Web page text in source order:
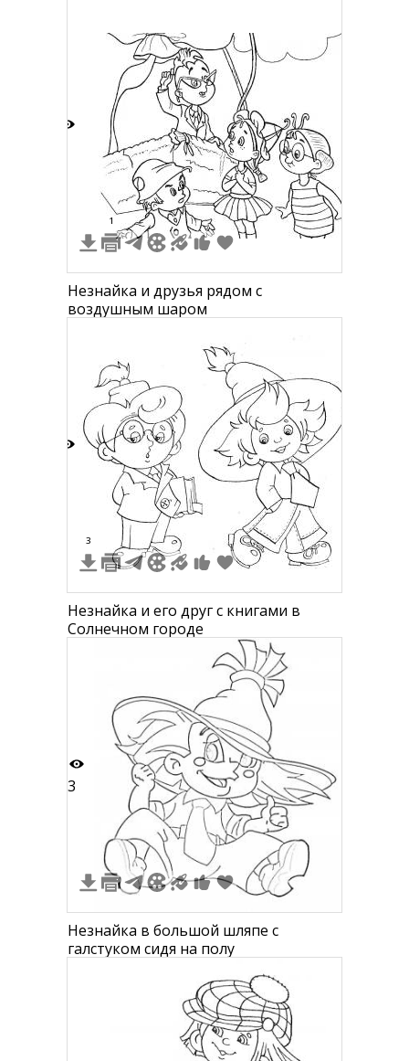
1
Незнайка и друзья рядом с
воздушным шаром
3
Незнайка и его друг с книгами в
Солнечном городе
3
Незнайка в большой шляпе с
галстуком сидя на полу